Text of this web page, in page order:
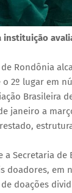
instituição
de Rondônia
o 2º lugar em
Brasileira
janeiro a
a Secretaria de
doadores, em
doações